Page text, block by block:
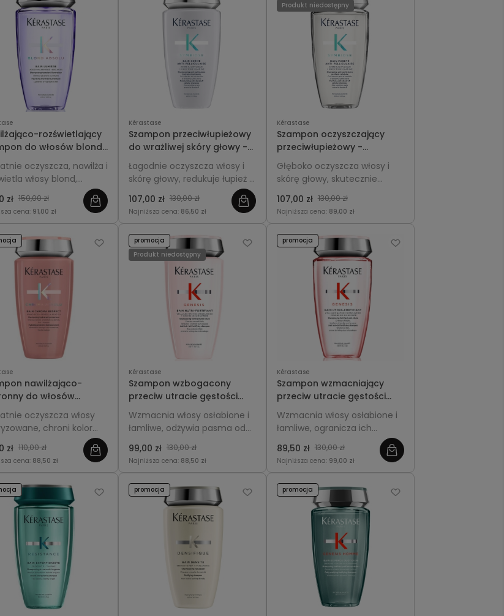
rozświetlający
do włosów blond
- Kérastase Blond
Lumière
oczyszcza, nawilża i
włosy blond,
ich świetlisty
i miękkość.
zł 150,00 zł
cena: 91,00 zł
Kérastase
Szampon przeciwłupieżowy
do wrażliwej skóry głowy -
Kérastase Symbiose Bain
Crème Apaisant 250ml
Łagodnie oczyszcza włosy i
skórę głowy, redukuje łupież i
podrażnienia, zapewniając
świeżość, lekkość i komfort.
107,00 zł 130,00 zł
Najniższa cena: 86,50 zł
Kérastase
Szampon oczyszczający
przeciwłupieżowy -
Kérastase Symbiose Bain
Pureté Anti-Pelliculaire
250ml
Głęboko oczyszcza włosy i
skórę głowy, skutecznie
wydzielanie sebum,
zapewniając świeżość i
107,00 zł 130,00 zł
Najniższa cena: 89,00 zł
Produkt niedostępny
nawilżająco-
do włosów
cienkich i
- Kérastase
Absolu Respect
oczyszcza włosy
chroni kolor
blaknięciem, wzmacnia
pasma cienkie oraz
zł 110,00 zł
cena: 88,50 zł
Kérastase
Szampon wzbogacony
przeciw utracie gęstości
włosów - Kérastase
Genesis Bain Nutri-Fortifiant
250ml
Wzmacnia włosy osłabione i
łamliwe, odżywia pasma od
oraz przywraca miękkość i
zdrowy wygląd.
99,00 zł 130,00 zł
Najniższa cena: 88,50 zł
promocja
Produkt niedostępny
Kérastase
Szampon wzmacniający
przeciw utracie gęstości
włosów - Kérastase
Genesis Bain Hydra-
Fortifiant 250ml
Wzmacnia włosy osłabione i
łamliwe, ogranicza ich
wypadanie oraz przywraca
lekkość, miękkość i blask
pasmom cienkim i
89,50 zł 130,00 zł
Najniższa cena: 99,00 zł
promocja
promocja promocja